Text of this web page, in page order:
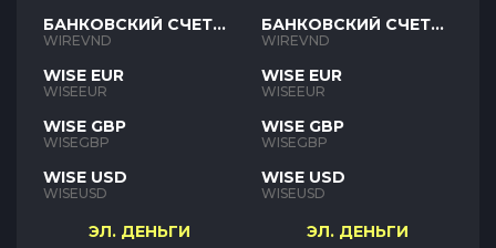
БАНКОВСКИЙ СЧЕТ
VND
WIREVND
WISE EUR
WISEEUR
WISE GBP
WISEGBP
WISE USD
WISEUSD
ЭЛ. ДЕНЬГИ
БАНКОВСКИЙ СЧЕТ
VND
WIREVND
WISE EUR
WISEEUR
WISE GBP
WISEGBP
WISE USD
WISEUSD
ЭЛ. ДЕНЬГИ